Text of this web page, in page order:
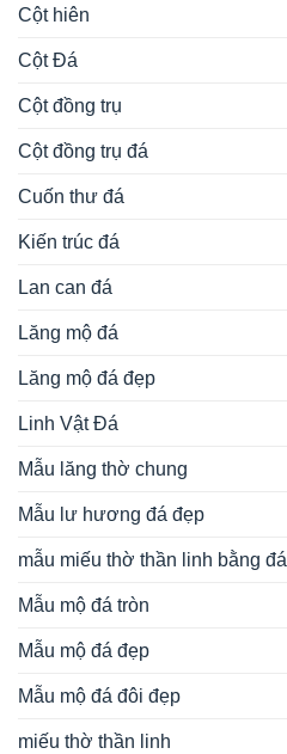
Cột hiên
Cột Đá
Cột đồng trụ
Cột đồng trụ đá
Cuốn thư đá
Kiến trúc đá
Lan can đá
Lăng mộ đá
Lăng mộ đá đẹp
Linh Vật Đá
Mẫu lăng thờ chung
Mẫu lư hương đá đẹp
mẫu miếu thờ thần linh bằng đá
Mẫu mộ đá tròn
Mẫu mộ đá đẹp
Mẫu mộ đá đôi đẹp
miếu thờ thần linh